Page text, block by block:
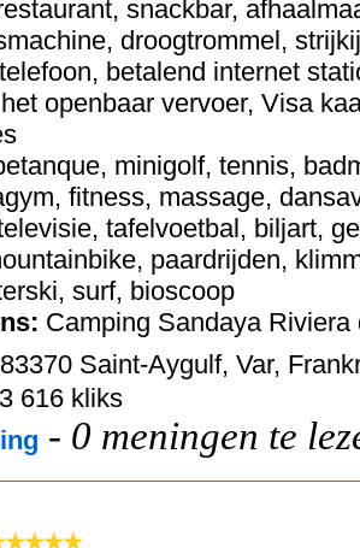
snackbar,
droogtrommel,
betalend internet
openbaar vervoer, Visa
minigolf, tennis,
fitness, massage,
tafelvoetbal, biljart,
paardrijden,
surf, bioscoop
Camping Sandaya Riviera
Saint-Aygulf, Var,
3 616 kliks
- 0 meningen te